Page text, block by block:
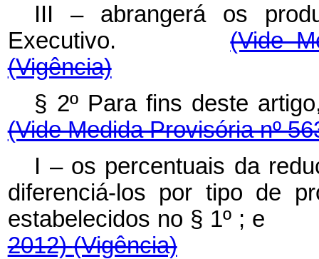
III – abrangerá os
Executivo.(Vide
(Vigência)
§ 2º Para fins deste
(Vide Medida Provisória nº
I – os percentuais da
diferenciá-los por tipo de
estabelecidos no § 1º ;
2012)(Vigência)